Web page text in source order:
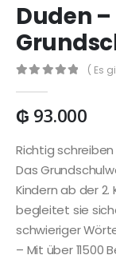
Duden –
( Es
₲ 93.000
Richtig
Das
Kindern ab der
begleitet sie
schwieriger
– Mit über 11500